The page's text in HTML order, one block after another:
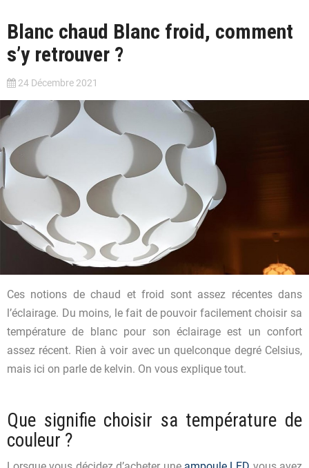
Blanc chaud Blanc froid, comment
s’y retrouver ?
24 Décembre 2021
Ces notions de chaud et froid sont assez récentes dans
l’éclairage. Du moins, le fait de pouvoir facilement choisir sa
température de blanc pour son éclairage est un confort
assez récent. Rien à voir avec un quelconque degré Celsius,
mais ici on parle de kelvin. On vous explique tout.
Que signifie choisir sa température de
couleur ?